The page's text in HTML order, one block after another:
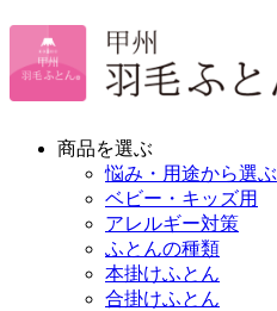
商品を選ぶ
悩み・用途から選ぶ
ベビー・キッズ用
アレルギー対策
ふとんの種類
本掛けふとん
合掛けふとん